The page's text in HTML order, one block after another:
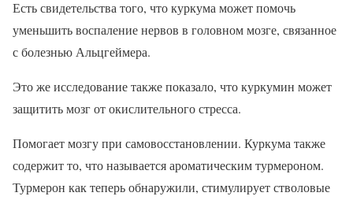
Есть свидетельства того, что куркума может помочь
уменьшить воспаление нервов в головном мозге, связанное
с болезнью Альцгеймера.
Это же исследование также показало, что куркумин может
защитить мозг от окислительного стресса.
Помогает мозгу при самовосстановлении. Куркума также
содержит то, что называется ароматическим турмероном.
Турмерон как теперь обнаружили, стимулирует стволовые